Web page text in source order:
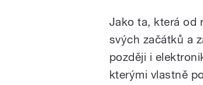
Jako ta, která od
svých začátků a
později i
kterými vlastně